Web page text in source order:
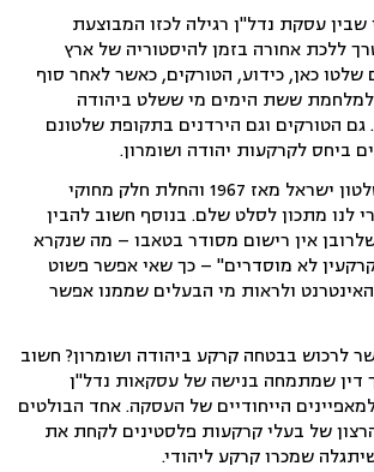
שבין עסקת נדל"ן רגילה לכזו המבוצעת
ללכת אחורה בזמן להיסטוריה של ארץ
כאן, כידוע, הטורקים, כאשר לאחר סוף
למלחמת ששת הימים מי ששלט ביהודה
גם הטורקים וגם הירדנים בתקופת שלטונם
ביחס לקרקעות יהודה ושומרון.
אם נוסיף לזה את שלטון ישראל מאז 1967 והחלת חלק מחוקי
לנו מתכון לסלט שלם. בנוסף חשוב להבין
אין רישום מסודר בטאבו – מה שנקרא
לא מוסדרים" – כך שאי אפשר פשוט
ולראות מי הבעלים שממנו אפשר
לרכוש בבטחה קרקע ביהודה ושומרון? חשוב
דין שמתמחה בנישה של עסקאות נדל"ן
הייחודיים של העסקה. אחד הבולטים
של בעלי קרקעות פלסטינים לקחת את
שמכרו קרקע ליהודי.